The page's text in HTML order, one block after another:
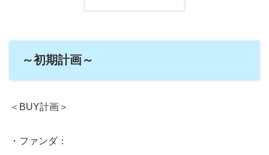
～初期計画～
＜BUY計画＞
・ファンダ：